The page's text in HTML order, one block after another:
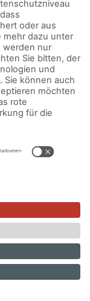
21107 Hamburg